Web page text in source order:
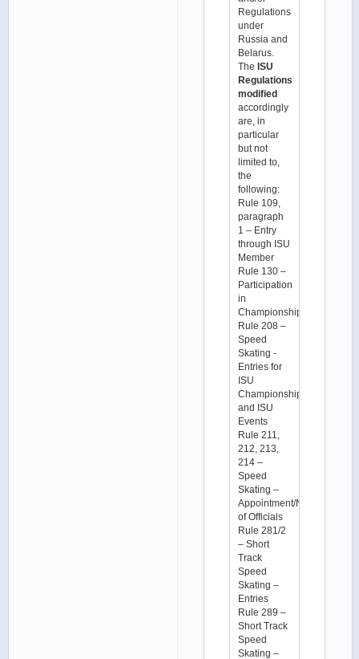
Regulations
under
Russia and
Belarus.
TheISU
Regulations
modified
accordingly
are, in
particular
but not
limited to,
the
following:
Rule 109,
paragraph
1 – Entry
through ISU
Member
Rule 130 –
Participation
in
Championships
Rule 208 –
Speed
Skating -
Entries for
ISU
Championships
and ISU
Events
Rule 211,
212, 213,
214 –
Speed
Skating –
Appointment/Nominations
of Officials
Rule 281/2
– Short
Track
Speed
Skating –
Entries
Rule 289 –
Short Track
Speed
Skating –